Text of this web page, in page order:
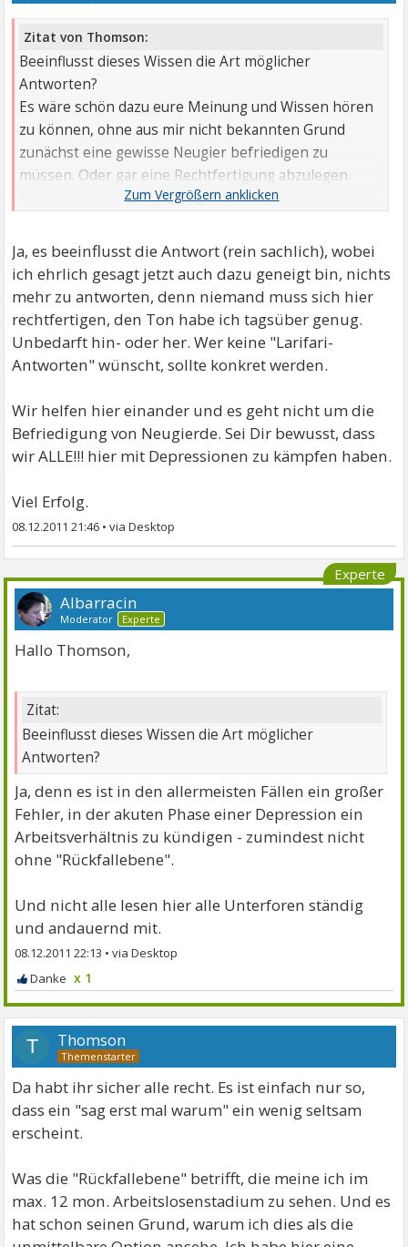
Zitat von Thomson:
Beeinflusst dieses Wissen die Art möglicher
Antworten?
Es wäre schön dazu eure Meinung und Wissen hören
zu können, ohne aus mir nicht bekannten Grund
zunächst eine gewisse Neugier befriedigen zu
müssen. Oder gar eine Rechtfertigung abzulegen.
Ja, es beeinflusst die Antwort (rein sachlich), wobei
ich ehrlich gesagt jetzt auch dazu geneigt bin, nichts
mehr zu antworten, denn niemand muss sich hier
rechtfertigen, den Ton habe ich tagsüber genug.
Unbedarft hin- oder her. Wer keine "Larifari-
Antworten" wünscht, sollte konkret werden.
Wir helfen hier einander und es geht nicht um die
Befriedigung von Neugierde. Sei Dir bewusst, dass
wir ALLE!!! hier mit Depressionen zu kämpfen haben.
Viel Erfolg.
08.12.2011 21:46 •
Experte
Albarracin
Moderator Experte
Hallo Thomson,
Zitat:
Beeinflusst dieses Wissen die Art möglicher
Antworten?
Ja, denn es ist in den allermeisten Fällen ein großer
Fehler, in der akuten Phase einer Depression ein
Arbeitsverhältnis zu kündigen - zumindest nicht
ohne "Rückfallebene".
Und nicht alle lesen hier alle Unterforen ständig
und andauernd mit.
08.12.2011 22:13 •
x 1
T Thomson
Da habt ihr sicher alle recht. Es ist einfach nur so,
dass ein "sag erst mal warum" ein wenig seltsam
erscheint.
Was die "Rückfallebene" betrifft, die meine ich im
max. 12 mon. Arbeitslosenstadium zu sehen. Und es
hat schon seinen Grund, warum ich dies als die